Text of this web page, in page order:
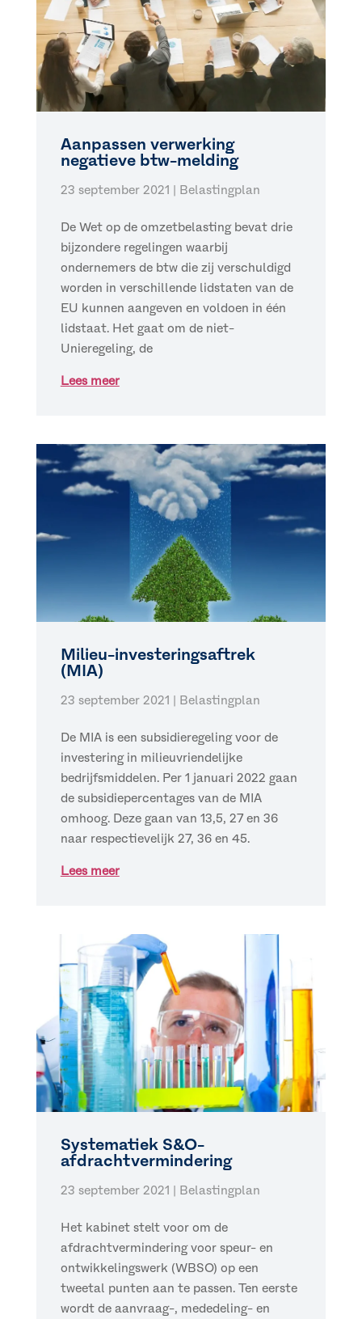
Aanpassen verwerking
negatieve btw-melding
23 september 2021 | Belastingplan
De Wet op de omzetbelasting bevat drie
bijzondere regelingen waarbij
ondernemers de btw die zij verschuldigd
worden in verschillende lidstaten van de
EU kunnen aangeven en voldoen in één
lidstaat. Het gaat om de niet-
Unieregeling, de
Lees meer
Milieu-investeringsaftrek
(MIA)
23 september 2021 | Belastingplan
De MIA is een subsidieregeling voor de
investering in milieuvriendelijke
bedrijfsmiddelen. Per 1 januari 2022 gaan
de subsidiepercentages van de MIA
omhoog. Deze gaan van 13,5, 27 en 36
naar respectievelijk 27, 36 en 45.
Lees meer
Systematiek S&O-
afdrachtvermindering
23 september 2021 | Belastingplan
Het kabinet stelt voor om de
afdrachtvermindering voor speur- en
ontwikkelingswerk (WBSO) op een
tweetal punten aan te passen. Ten eerste
wordt de aanvraag-, mededeling- en